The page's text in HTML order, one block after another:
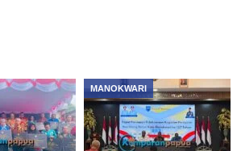
MANOKWARI